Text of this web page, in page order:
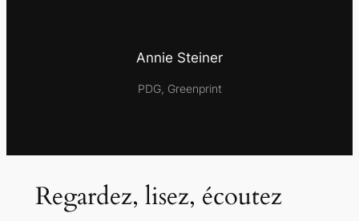
Annie Steiner
PDG, Greenprint
Regardez, lisez, écoutez